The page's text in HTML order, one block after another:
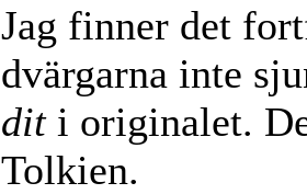
Jag finner det
dvärgarna inte
diti originalet.
Tolkien.